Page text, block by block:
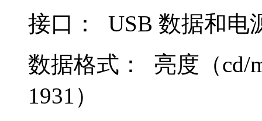
接口： USB 数据和电
数据格式： 亮度（cd/
1931）